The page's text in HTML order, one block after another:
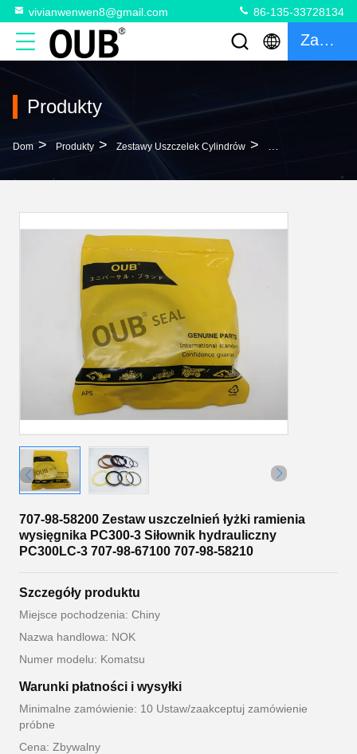
vivianwenwen8@gmail.com 86-135-33728134
Zacytować
Produkty
Dom > Produkty > Zestawy Uszczelek Cylindrów > 707-98-58200
707-98-58200 Zestaw uszczelnień łyżki ramienia
wysięgnika PC300-3 Siłownik hydrauliczny
PC300LC-3 707-98-67100 707-98-58210
Szczegóły produktu
Miejsce pochodzenia: Chiny
Nazwa handlowa: NOK
Numer modelu: Komatsu
Warunki płatności i wysyłki
Minimalne zamówienie: 10 Ustaw/zaakceptuj zamówienie
próbne
Cena: Zbywalny